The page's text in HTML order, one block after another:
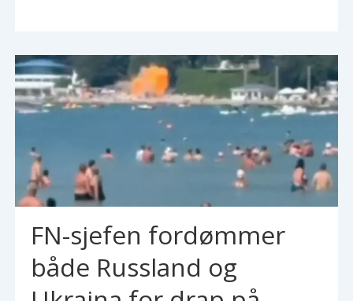
FN-sjefen fordømmer
både Russland og